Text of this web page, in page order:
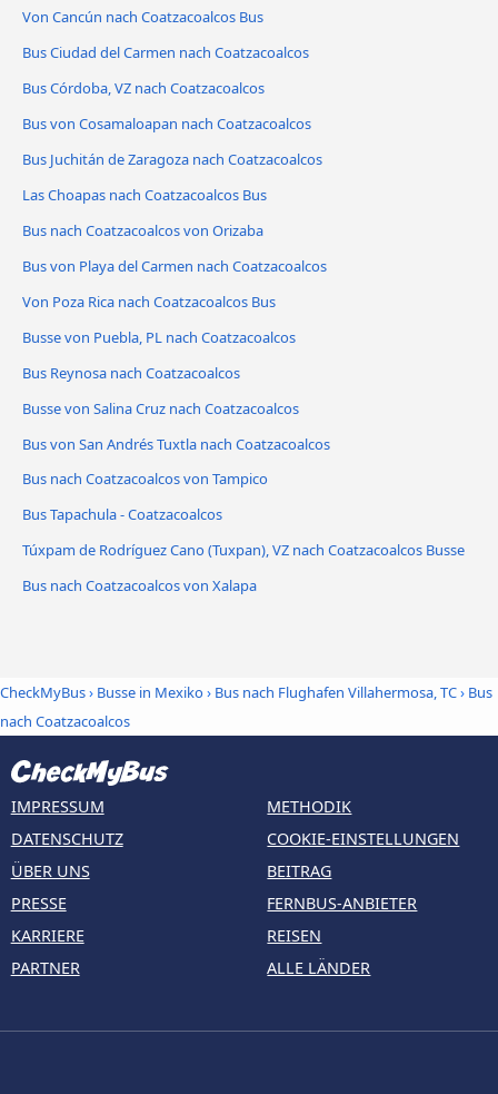
Von Cancún nach Coatzacoalcos Bus
Bus Ciudad del Carmen nach Coatzacoalcos
Bus Córdoba, VZ nach Coatzacoalcos
Bus von Cosamaloapan nach Coatzacoalcos
Bus Juchitán de Zaragoza nach Coatzacoalcos
Las Choapas nach Coatzacoalcos Bus
Bus nach Coatzacoalcos von Orizaba
Bus von Playa del Carmen nach Coatzacoalcos
Von Poza Rica nach Coatzacoalcos Bus
Busse von Puebla, PL nach Coatzacoalcos
Bus Reynosa nach Coatzacoalcos
Busse von Salina Cruz nach Coatzacoalcos
Bus von San Andrés Tuxtla nach Coatzacoalcos
Bus nach Coatzacoalcos von Tampico
Bus Tapachula - Coatzacoalcos
Túxpam de Rodríguez Cano (Tuxpan), VZ nach Coatzacoalcos Busse
Bus nach Coatzacoalcos von Xalapa
CheckMyBus› Busse in Mexiko› Bus nach Flughafen Villahermosa, TC› Bus
nach Coatzacoalcos
IMPRESSUM
DATENSCHUTZ
ÜBER UNS
PRESSE
KARRIERE
PARTNER
METHODIK
COOKIE-EINSTELLUNGEN
BEITRAG
FERNBUS-ANBIETER
REISEN
ALLE LÄNDER